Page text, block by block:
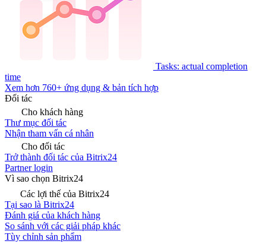
Tasks: actual completion
time
Xem hơn 760+ ứng dụng & bản tích hợp
Đối tác
Cho khách hàng
Thư mục đối tác
Nhận tham vấn cá nhân
Cho đối tác
Trở thành đối tác của Bitrix24
Partner login
Vì sao chọn Bitrix24
Các lợi thế của Bitrix24
Tại sao là Bitrix24
Đánh giá của khách hàng
So sánh với các giải pháp khác
Tùy chỉnh sản phẩm